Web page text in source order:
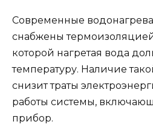
Современные
снабжены
которой нагретая вода
температуру. Наличие
снизит траты
работы системы,
прибор.